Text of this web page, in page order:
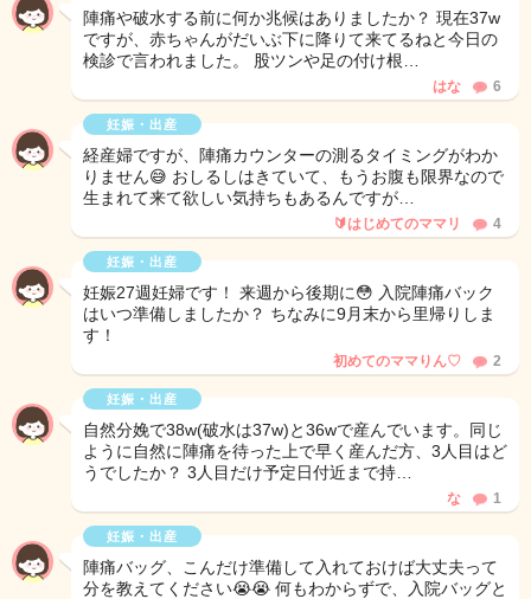
陣痛や破水する前に何か兆候はありましたか？ 現在37w
ですが、赤ちゃんがだいぶ下に降りて来てるねと今日の
検診で言われました。 股ツンや足の付け根…
はな 6
妊娠・出産
経産婦ですが、陣痛カウンターの測るタイミングがわか
りません😅 おしるしはきていて、もうお腹も限界なので
生まれて来て欲しい気持ちもあるんですが…
🔰はじめてのママリ 4
妊娠・出産
妊娠27週妊婦です！ 来週から後期に😳 入院陣痛バック
はいつ準備しましたか？ ちなみに9月末から里帰りしま
す！
初めてのママりん♡ 2
妊娠・出産
自然分娩で38w(破水は37w)と36wで産んでいます。同じ
ように自然に陣痛を待った上で早く産んだ方、3人目はど
うでしたか？ 3人目だけ予定日付近まで持…
な 1
妊娠・出産
陣痛バッグ、こんだけ準備して入れておけば大丈夫って
分を教えてください😭😭 何もわからずで、入院バッグと